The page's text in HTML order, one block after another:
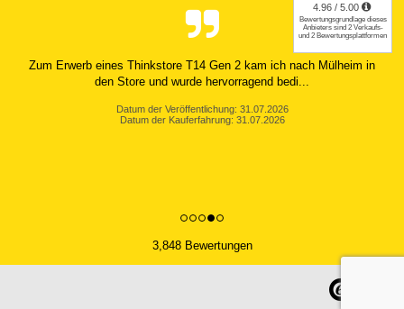
Zum Erwerb eines Thinkstore T14 Gen 2 kam ich nach Mülheim in
den Store und wurde hervorragend bedi...
Datum der Veröffentlichung: 31.07.2026
Datum der Kauferfahrung: 31.07.2026
3,848 Bewertungen